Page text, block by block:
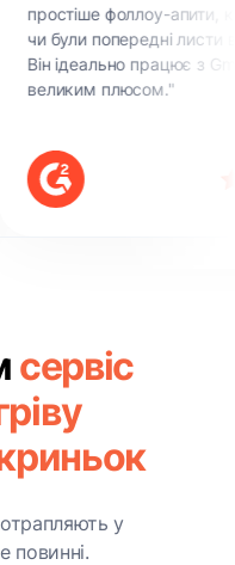
фоллоу-апити, коли знаєш,
попередні листи відкриті чи
працює з Gmail, що є
плюсом."
сервіс
у
повинні.